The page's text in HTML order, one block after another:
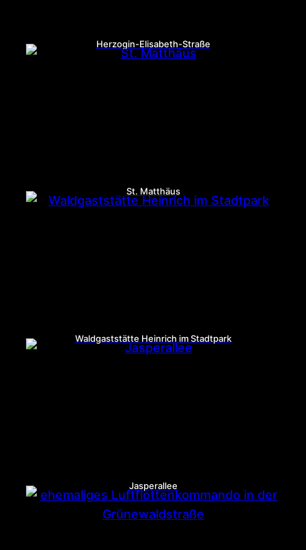
Herzogin-Elisabeth-Straße
St. Matthäus
Waldgaststätte Heinrich im Stadtpark
Jasperallee